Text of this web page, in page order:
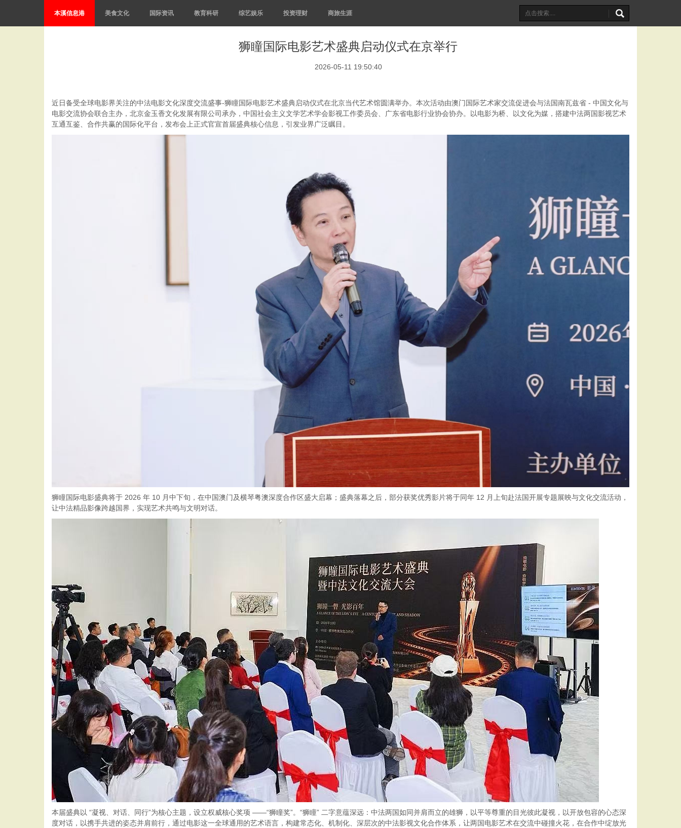
本溪信息港 美食文化 国际资讯 教育科研 综艺娱乐 投资理财 商旅生涯
狮瞳国际电影艺术盛典启动仪式在京举行
2026-05-11 19:50:40
近日备受全球电影界关注的中法电影文化深度交流盛事-狮瞳国际电影艺术盛典启动仪式在北京当代艺术馆圆满举办。本次活动由澳门国际艺术家交流促进会与法国南瓦兹省 - 中国文化与
电影交流协会联合主办，北京金玉香文化发展有限公司承办，中国社会主义文学艺术学会影视工作委员会、广东省电影行业协会协办。以电影为桥、以文化为媒，搭建中法两国影视艺术
互通互鉴、合作共赢的国际化平台，发布会上正式官宣首届盛典核心信息，引发业界广泛瞩目。
狮瞳国际电影盛典将于 2026 年 10 月中下旬，在中国澳门及横琴粤澳深度合作区盛大启幕；盛典落幕之后，部分获奖优秀影片将于同年 12 月上旬赴法国开展专题展映与文化交流活动，
让中法精品影像跨越国界，实现艺术共鸣与文明对话。
本届盛典以 “凝视、对话、同行”为核心主题，设立权威核心奖项 ——“狮瞳奖”。“狮瞳” 二字意蕴深远：中法两国如同并肩而立的雄狮，以平等尊重的目光彼此凝视，以开放包容的心态深
度对话，以携手共进的姿态并肩前行，通过电影这一全球通用的艺术语言，构建常态化、机制化、深层次的中法影视文化合作体系，让两国电影艺术在交流中碰撞火花，在合作中绽放光